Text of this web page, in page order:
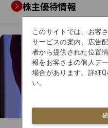
株主優待情報
このサイトでは、お客
サービスの案内、広告
者から提供された位置
報をお客さまの個人デ
場合があります。詳細
い。